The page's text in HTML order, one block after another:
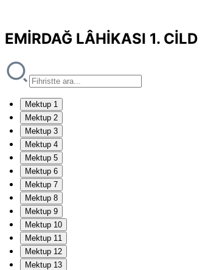
EMİRDAĞ LÂHİKASI 1. CİLD
Mektup 1
Mektup 2
Mektup 3
Mektup 4
Mektup 5
Mektup 6
Mektup 7
Mektup 8
Mektup 9
Mektup 10
Mektup 11
Mektup 12
Mektup 13